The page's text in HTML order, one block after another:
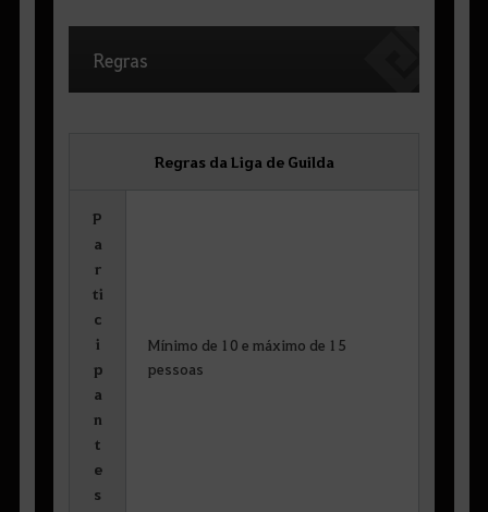
Regras
Regras da Liga de Guilda
P
a
r
ti
c
i
p
a
n
t
e
s
Mínimo de 10 e máximo de 15
pessoas